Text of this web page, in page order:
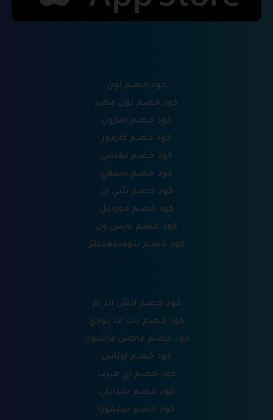
كود خصم نون
كود خصم نون مصر
كود خصم امازون
كود خصم كارفور
كود خصم نمشي
كود خصم سيفي
كود خصم شي ان
كود خصم فورديل
كود خصم نايس ون
كود خصم بلومينغديلز
كود خصم اتش اند ام
كود خصم باث اند بودي
كود خصم ماكس فاشون
كود خصم اوناس
كود خصم اي هيرب
كود خصم ستايلي
كود خصم سيفورا